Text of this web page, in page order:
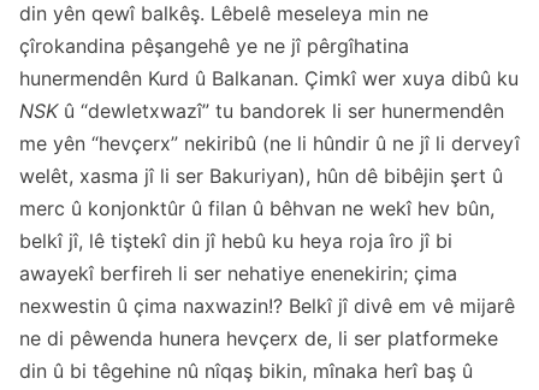
din yên qewî balkêş. Lêbelê meseleya min ne
çîrokandina pêşangehê ye ne jî pêrgîhatina
hunermendên Kurd û Balkanan. Çimkî wer xuya dibû ku
NSKû “dewletxwazî” tu bandorek li ser hunermendên
me yên “hevçerx” nekiribû (ne li hûndir û ne jî li derveyî
welêt, xasma jî li ser Bakuriyan), hûn dê bibêjin şert û
merc û konjonktûr û filan û bêhvan ne wekî hev bûn,
belkî jî, lê tiştekî din jî hebû ku heya roja îro jî bi
awayekî berfireh li ser nehatiye enenekirin; çima
nexwestin û çima naxwazin!? Belkî jî divê em vê mijarê
ne di pêwenda hunera hevçerx de, li ser platformeke
din û bi têgehine nû nîqaş bikin, mînaka herî baş û